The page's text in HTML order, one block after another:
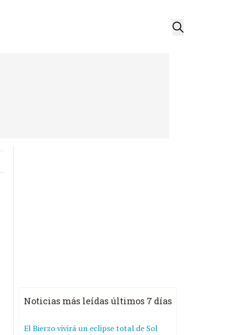
Noticias más leídas últimos 7 días
El Bierzo vivirá un eclipse total de Sol